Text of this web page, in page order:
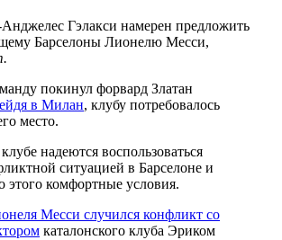
Гэлакси намерен предложить
Барселоны Лионелю Месси,
покинул форвард Златан
в Милан, клубу потребовалось
место.
надеются воспользоваться
ситуацией в Барселоне и
этого комфортные условия.
Месси случился конфликт со
каталонского клуба Эриком